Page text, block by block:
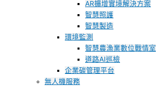
AR擴增實境解決方案
智慧照護
智慧製造
環境監測
智慧農漁業數位戰情室
道路AI巡檢
企業碳管理平台
無人機服務